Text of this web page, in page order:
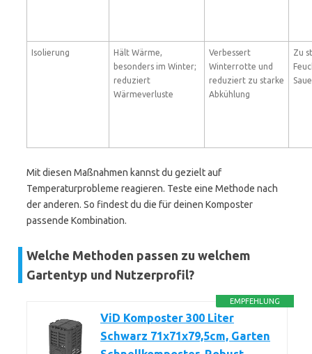
Isolierung
Hält Wärme,
besonders im Winter;
reduziert
Wärmeverluste
Verbessert
Winterrotte und
reduziert zu starke
Abkühlung
Zu
Mit diesen Maßnahmen kannst du gezielt auf
Temperaturprobleme reagieren. Teste eine Methode nach
der anderen. So findest du die für deinen Komposter
passende Kombination.
Welche Methoden passen zu welchem
Gartentyp und Nutzerprofil?
EMPFEHLUNG
ViD Komposter 300 Liter
Schwarz 71x71x79,5cm, Garten